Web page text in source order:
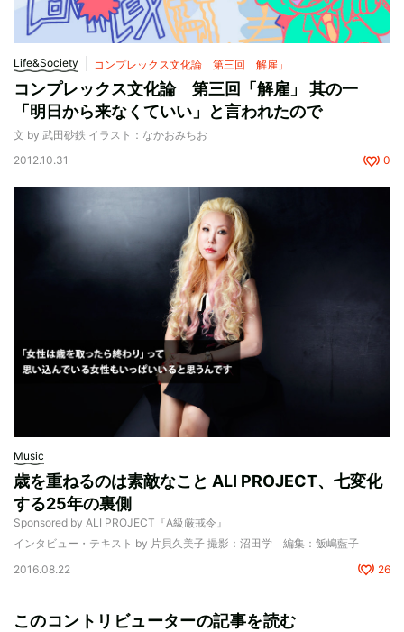
Life&Society コンプレックス文化論 第三回「解雇」
コンプレックス文化論 第三回「解雇」 其の一
「明日から来なくていい」と言われたので
文 by 武田砂鉄 イラスト：なかおみちお
2012.10.31
0
Music
歳を重ねるのは素敵なこと ALI PROJECT、七変化
する25年の裏側
Sponsored by ALI PROJECT『A級厳戒令』
インタビュー・テキスト by 片貝久美子 撮影：沼田学 編集：飯嶋藍子
2016.08.22
26
このコントリビューターの記事を読む